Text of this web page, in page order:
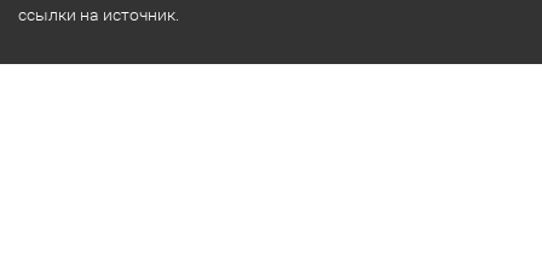
ссылки на источник.